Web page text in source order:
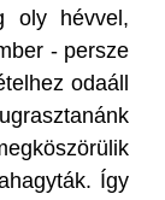
oly hévvel,
- persze
odaáll
Így